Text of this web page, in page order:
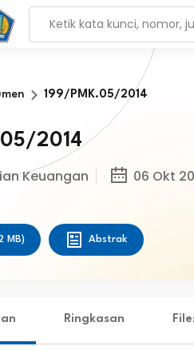
199/PMK.05/2014
2014
Keuangan 06 Okt
MB) Abstrak
Ringkasan